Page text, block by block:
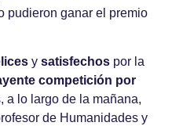
pudieron ganar el premio
y satisfechos por la
competición por
a lo largo de la mañana,
de Humanidades y